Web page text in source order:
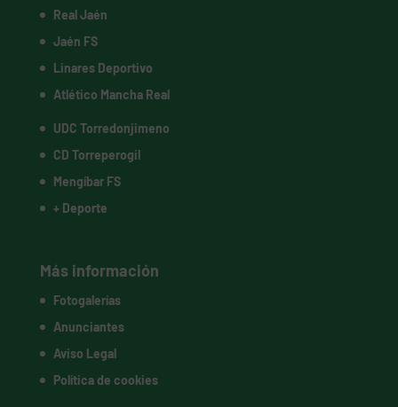
Real Jaén
Jaén FS
Linares Deportivo
Atlético Mancha Real
UDC Torredonjimeno
CD Torreperogil
Mengíbar FS
+ Deporte
Más información
Fotogalerías
Anunciantes
Aviso Legal
Política de cookies